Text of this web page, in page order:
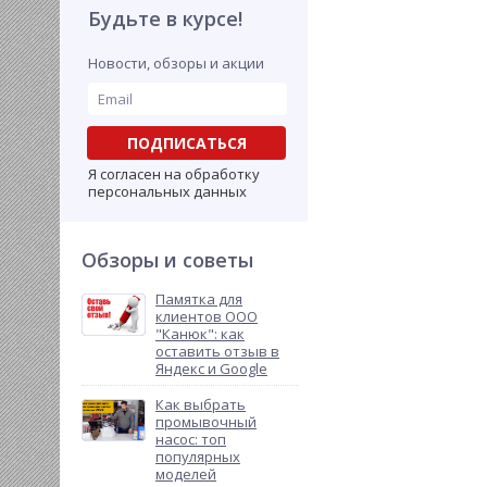
Будьте в курсе!
Новости, обзоры и акции
ПОДПИСАТЬСЯ
Я согласен на обработку
персональных данных
Обзоры и советы
Памятка для
клиентов ООО
"Канюк": как
оставить отзыв в
Яндекс и Google
Как выбрать
промывочный
насос: топ
популярных
моделей